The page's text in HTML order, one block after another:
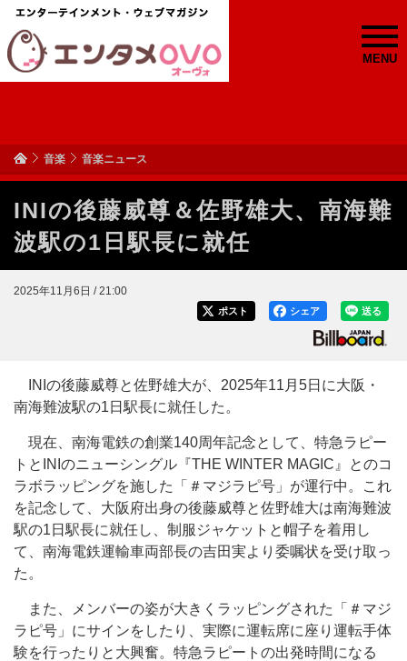
MENU
音楽 音楽ニュース
INIの後藤威尊＆佐野雄大、南海難
波駅の1日駅長に就任
2025年11月6日 / 21:00
送る
シェア
ポスト
INIの後藤威尊と佐野雄大が、2025年11月5日に大阪・
南海難波駅の1日駅長に就任した。
現在、南海電鉄の創業140周年記念として、特急ラピー
トとINIのニューシングル『THE WINTER MAGIC』とのコ
ラボラッピングを施した「＃マジラピ号」が運行中。これ
を記念して、大阪府出身の後藤威尊と佐野雄大は南海難波
駅の1日駅長に就任し、制服ジャケットと帽子を着用し
て、南海電鉄運輸車両部長の吉田実より委嘱状を受け取っ
た。
また、メンバーの姿が大きくラッピングされた「＃マジ
ラピ号」にサインをしたり、実際に運転席に座り運転手体
験を行ったりと大興奮。特急ラピートの出発時間になる